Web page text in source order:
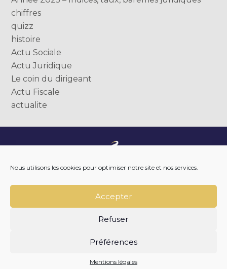
Nous utilisons les cookies pour optimiser notre site et nos services.
Accepter
Refuser
Préférences
Mentions légales
chiffres
quizz
histoire
Actu Sociale
Actu Juridique
Le coin du dirigeant
Actu Fiscale
actualite
Principale
NOS OUTILS DIGITAUX
NOTRE ACTUALITÉ
NOUS REJOINDRE
NOUS CONTACTER
MENTIONS LÉGALES
CONCEPTION ET RÉALISATION CLASSE 7